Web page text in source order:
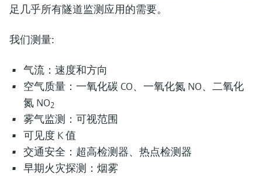
足几乎所有隧道监测应用的需要。
我们测量:
气流：速度和方向
空气质量：一氧化碳 CO、一氧化氮 NO、二氧化
氮 NO2
雾气监测：可视范围
可见度 K 值
交通安全：超高检测器、热点检测器
早期火灾探测：烟雾